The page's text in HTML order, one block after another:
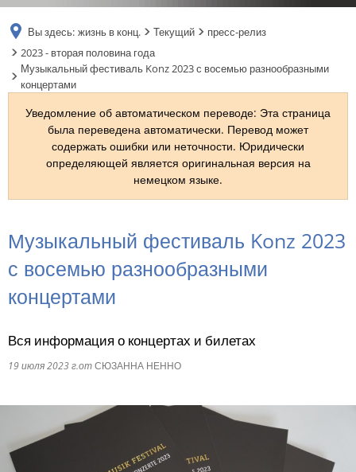
TR
UK
Вы здесь: жизнь в конц. Текущий
пресс-релиз
2023 - вторая половина года
Музыкальный фестиваль Konz 2023 с восемью разнообразными
концертами
Уведомление об автоматическом переводе: Эта страница
была переведена автоматически. Перевод может
содержать ошибки или неточности. Юридически
определяющей является оригинальная версия на
немецком языке.
Музыкальный фестиваль Konz 2023
с восемью разнообразными
концертами
Вся информация о концертах и билетах
19 июля 2023 г.отСЮЗАННА НЕННО